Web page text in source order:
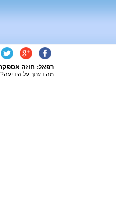
רפאל: חוזה
מה דעתך על הידיעה?